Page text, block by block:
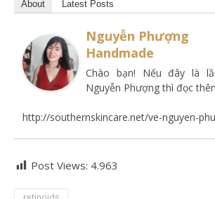
About Latest Posts
Nguyễn Phượng
Handmade
Chào bạn! Nếu đây là
Nguyễn Phượng thì đọc
http://southernskincare.net/ve-nguyen-
Post Views: 4.963